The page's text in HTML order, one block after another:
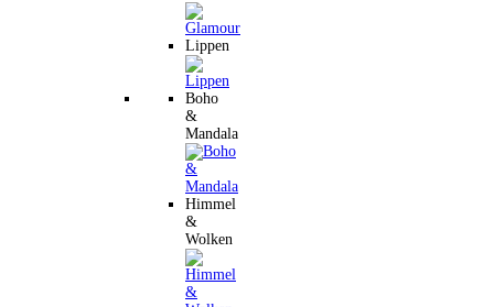
Lippen
Boho
&
Mandala
Himmel
&
Wolken